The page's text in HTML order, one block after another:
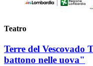
Teatro
Terre del Vescovado
battono nelle uova"